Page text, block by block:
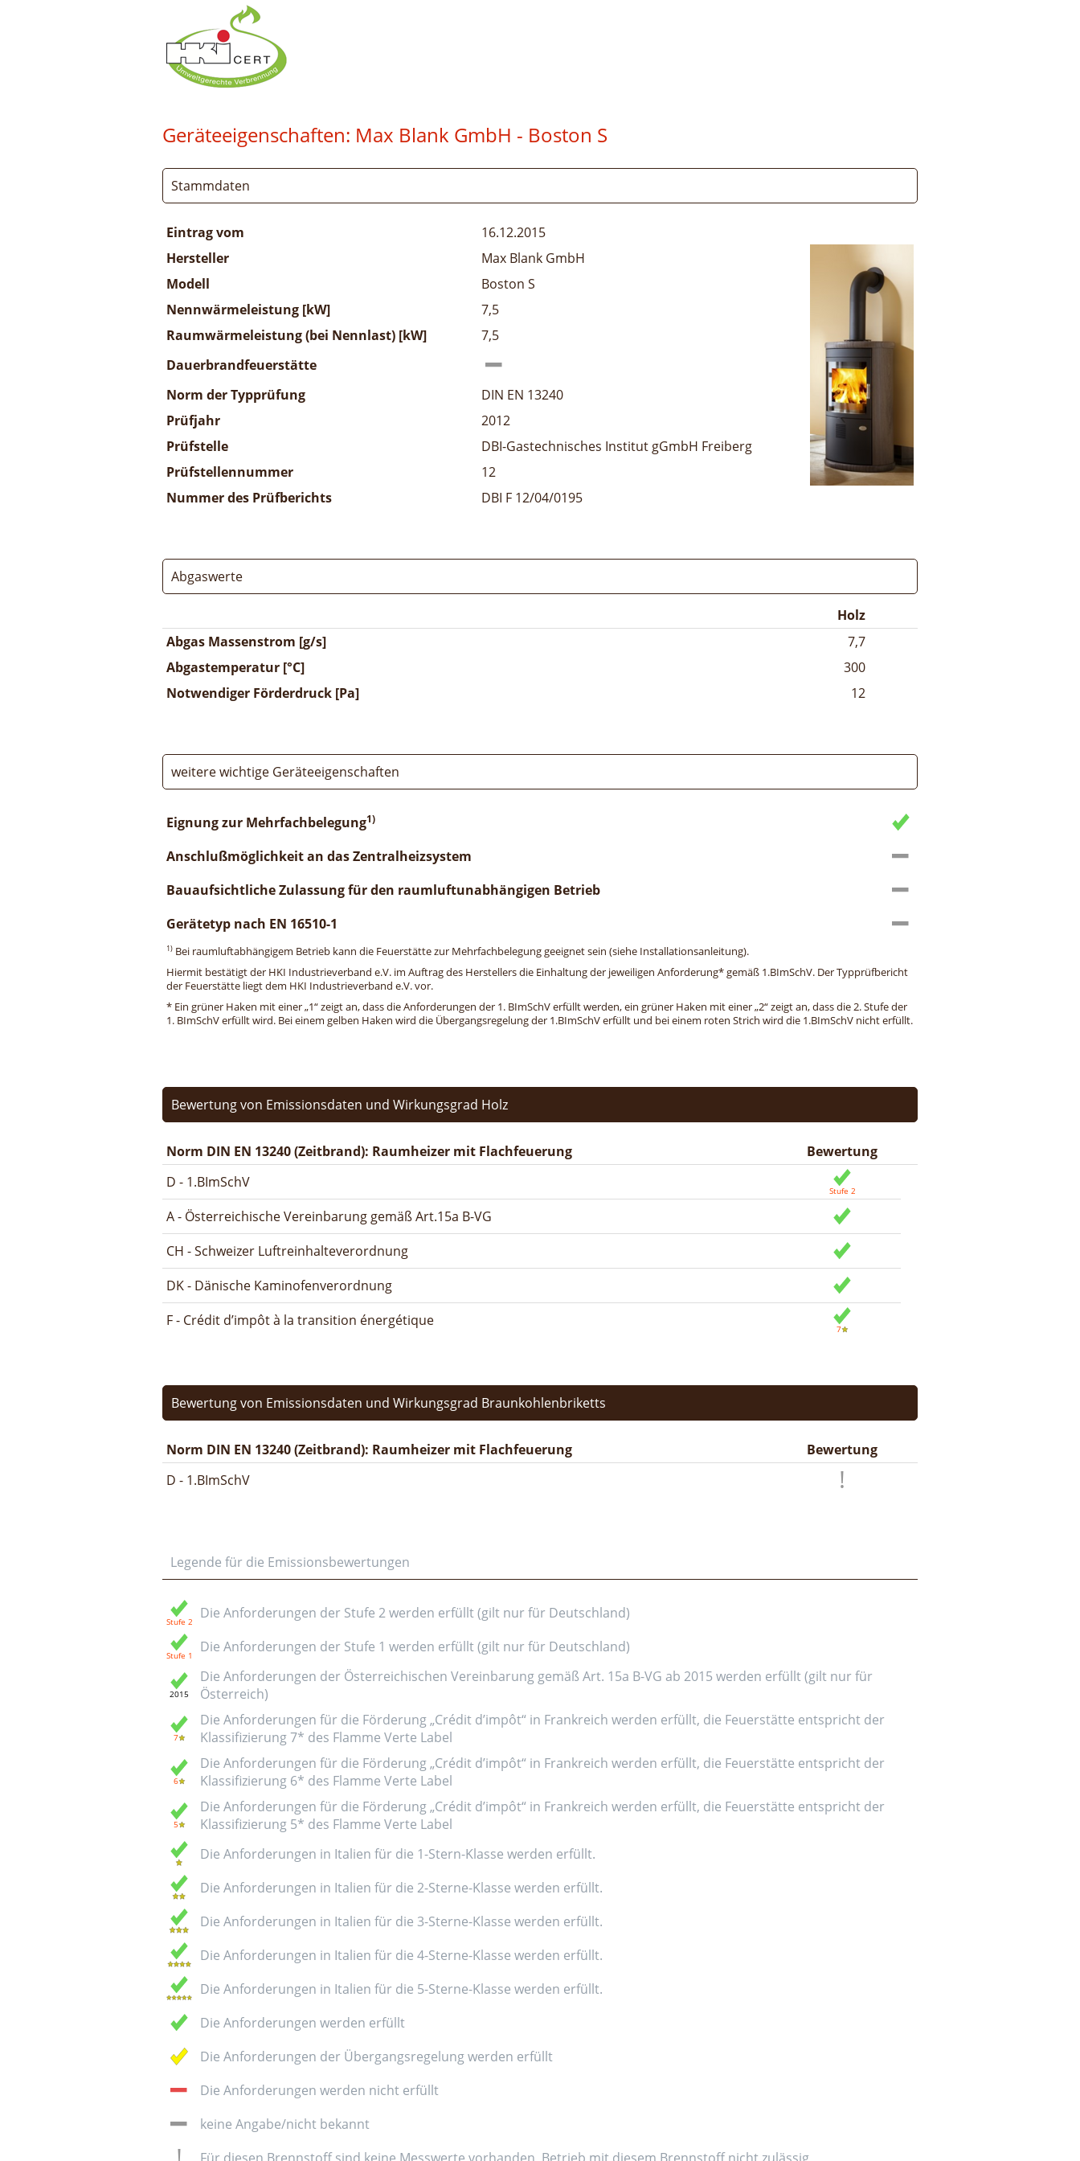
Geräteeigenschaften: Max Blank GmbH - Boston S
Stammdaten
Eintrag vom
16.12.2015
Hersteller
Max Blank GmbH
Modell
Boston S
Nennwärmeleistung [kW]
7,5
Raumwärmeleistung (bei Nennlast) [kW]
7,5
Dauerbrandfeuerstätte
Norm der Typprüfung
DIN EN 13240
Prüfjahr
2012
Prüfstelle
DBI-Gastechnisches Institut gGmbH Freiberg
Prüfstellennummer
12
Nummer des Prüfberichts
DBI F 12/04/0195
Abgaswerte
Holz
Abgas Massenstrom [g/s]
7,7
Abgastemperatur [°C]
300
Notwendiger Förderdruck [Pa]
12
weitere wichtige Geräteeigenschaften
Eignung zur Mehrfachbelegung1)
Anschlußmöglichkeit an das Zentralheizsystem
Bauaufsichtliche Zulassung für den raumluftunabhängigen Betrieb
Gerätetyp nach EN 16510-1
1) Bei raumluftabhängigem Betrieb kann die Feuerstätte zur Mehrfachbelegung geeignet sein (siehe Installationsanleitung).
Hiermit bestätigt der HKI Industrieverband e.V. im Auftrag des Herstellers die Einhaltung der jeweiligen Anforderung* gemäß 1.BImSchV. Der Typprüfbericht
der Feuerstätte liegt dem HKI Industrieverband e.V. vor.
* Ein grüner Haken mit einer „1“ zeigt an, dass die Anforderungen der 1. BImSchV erfüllt werden, ein grüner Haken mit einer „2“ zeigt an, dass die 2. Stufe der
1. BImSchV erfüllt wird. Bei einem gelben Haken wird die Übergangsregelung der 1.BImSchV erfüllt und bei einem roten Strich wird die 1.BImSchV nicht erfüllt.
Bewertung von Emissionsdaten und Wirkungsgrad Holz
Norm DIN EN 13240 (Zeitbrand): Raumheizer mit Flachfeuerung
Bewertung
D - 1.BImSchV
A - Österreichische Vereinbarung gemäß Art.15a B-VG
CH - Schweizer Luftreinhalteverordnung
DK - Dänische Kaminofenverordnung
F - Crédit d’impôt à la transition énergétique
Bewertung von Emissionsdaten und Wirkungsgrad Braunkohlenbriketts
Norm DIN EN 13240 (Zeitbrand): Raumheizer mit Flachfeuerung
Bewertung
D - 1.BImSchV
Legende für die Emissionsbewertungen
Die Anforderungen der Stufe 2 werden erfüllt (gilt nur für Deutschland)
Die Anforderungen der Stufe 1 werden erfüllt (gilt nur für Deutschland)
Die Anforderungen der Österreichischen Vereinbarung gemäß Art. 15a B-VG ab 2015 werden erfüllt (gilt nur für
Österreich)
Die Anforderungen für die Förderung „Crédit d’impôt“ in Frankreich werden erfüllt, die Feuerstätte entspricht der
Klassifizierung 7* des Flamme Verte Label
Die Anforderungen für die Förderung „Crédit d’impôt“ in Frankreich werden erfüllt, die Feuerstätte entspricht der
Klassifizierung 6* des Flamme Verte Label
Die Anforderungen für die Förderung „Crédit d’impôt“ in Frankreich werden erfüllt, die Feuerstätte entspricht der
Klassifizierung 5* des Flamme Verte Label
Die Anforderungen in Italien für die 1-Stern-Klasse werden erfüllt.
Die Anforderungen in Italien für die 2-Sterne-Klasse werden erfüllt.
Die Anforderungen in Italien für die 3-Sterne-Klasse werden erfüllt.
Die Anforderungen in Italien für die 4-Sterne-Klasse werden erfüllt.
Die Anforderungen in Italien für die 5-Sterne-Klasse werden erfüllt.
Die Anforderungen werden erfüllt
Die Anforderungen der Übergangsregelung werden erfüllt
Die Anforderungen werden nicht erfüllt
keine Angabe/nicht bekannt